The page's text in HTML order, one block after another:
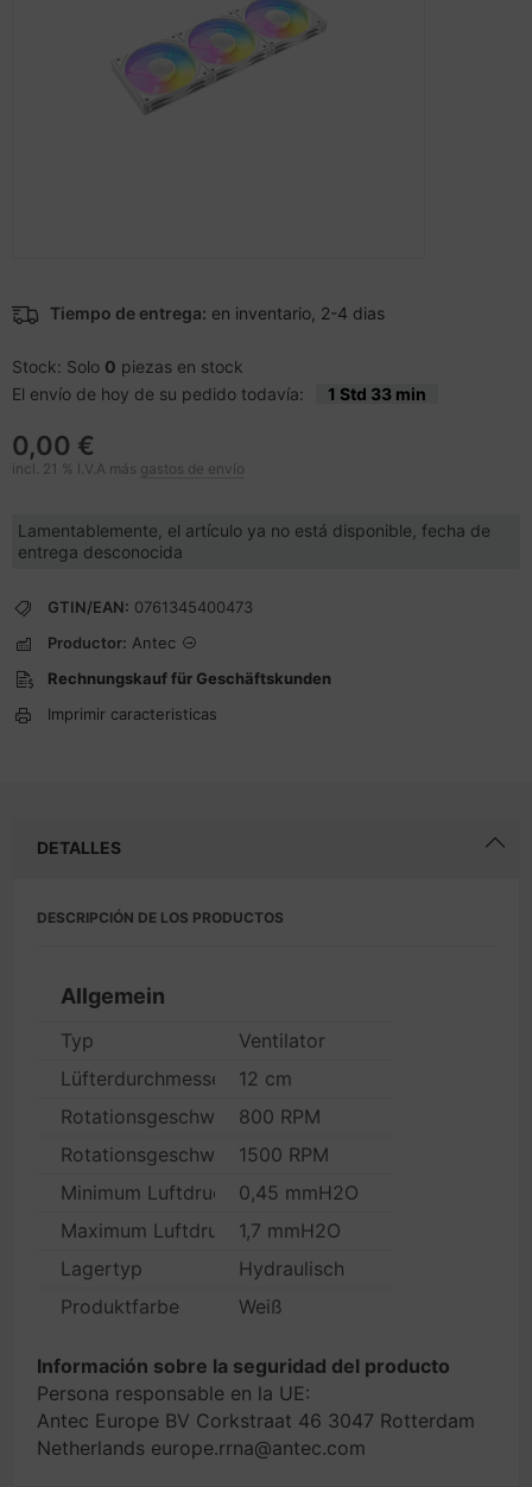
Tiempo de entrega: en inventario, 2-4 dias
Stock: Solo 0 piezas en stock
El envío de hoy de su pedido todavía:
1 Std 33 min
0,00 €
incl. 21 % I.V.A más gastos de envío
Lamentablemente, el artículo ya no está disponible, fecha de
entrega desconocida
GTIN/EAN: 0761345400473
Productor: Antec
Rechnungskauf für Geschäftskunden
Imprimir caracteristicas
DETALLES
DESCRIPCIÓN DE LOS PRODUCTOS
Allgemein
Typ
Ventilator
Lüfterdurchmesser
12 cm
Rotationsgeschwindigkeit (min.)
800 RPM
Rotationsgeschwindigkeit (max.)
1500 RPM
Minimum Luftdruck
0,45 mmH2O
Maximum Luftdruck 1,7 mmH2O
Lagertyp
Hydraulisch
Produktfarbe
Weiß
Información sobre la seguridad del producto
Persona responsable en la UE:
Antec Europe BV Corkstraat 46 3047 Rotterdam
Netherlands europe.rrna@antec.com
teléfonos móviles
Zubehör
de exhibición
Netzwerkgeräte
de la pantalla
Tinten Minen